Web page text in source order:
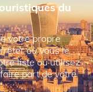
du
votre propre
où vous le
liste ou utilisez
part de votre